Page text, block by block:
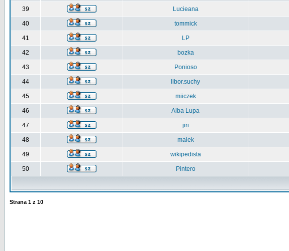
39 Lucieana
40 tommick
41 LP
42 bozka
43 Ponioso
44 libor.suchy
45 miiczek
46 Alba Lupa
47 jiri
48 malek
49 wikipedista
50 Pintero
Strana 1 z 10